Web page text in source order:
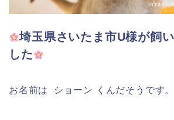
埼玉県さいたま市U様が飼
した
お名前は ショーン くんだそうです。